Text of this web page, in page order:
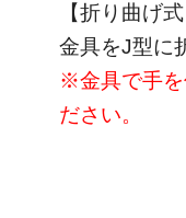
【折り曲げ式
金具をJ型に
※金具で手を
ださい。